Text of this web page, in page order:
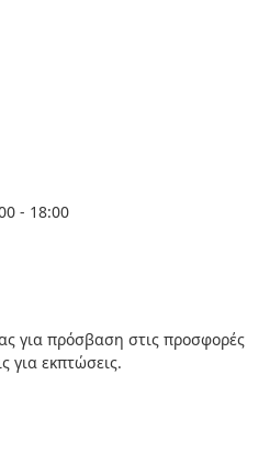
- 18:00
για πρόσβαση στις προσφορές
για εκπτώσεις.